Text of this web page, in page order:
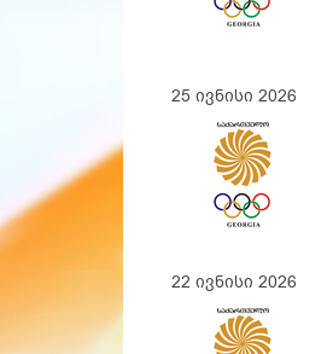
25 ივნისი 2026
22 ივნისი 2026